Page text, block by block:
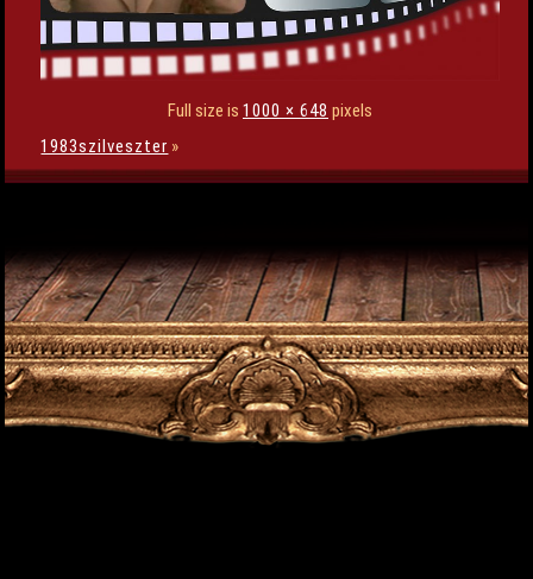
Full size is 1000 × 648 pixels
1983szilveszter »